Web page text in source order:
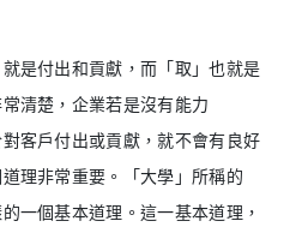
付出和貢獻，而「取」也就是
清楚，企業若是沒有能力
對客戶付出或貢獻，就不會有良好
理非常重要。「大學」所稱的
一個基本道理。這一基本道理，